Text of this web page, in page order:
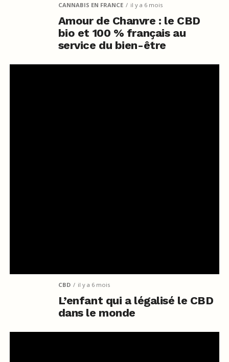
CANNABIS EN FRANCE il y a 6 mois
Amour de Chanvre : le CBD
bio et 100 % français au
service du bien-être
CBD il y a 6 mois
L’enfant qui a légalisé le CBD
dans le monde